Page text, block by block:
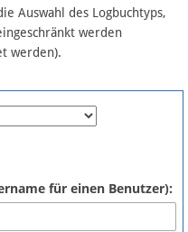
Auswahl des Logbuchtyps,
werden
werden).
für einen Benutzer):